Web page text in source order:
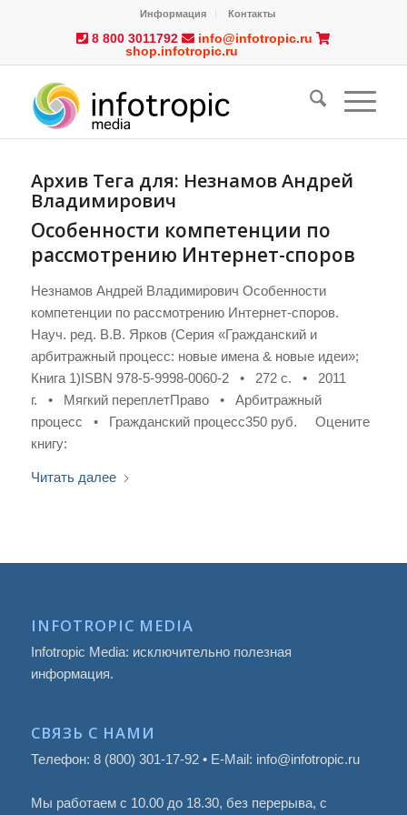
Информация Контакты
8 800 3011792
info@infotropic.ru
shop.infotropic.ru
Архив Тега для: Незнамов Андрей
Владимирович
Особенности компетенции по
рассмотрению Интернет-споров
Незнамов Андрей Владимирович Особенности
компетенции по рассмотрению Интернет-споров.
Науч. ред. В.В. Ярков (Серия «Гражданский и
арбитражный процесс: новые имена & новые идеи»;
Книга 1)ISBN 978-5-9998-0060-2 • 272 с. • 2011
г. • Мягкий переплетПраво • Арбитражный
процесс • Гражданский процесс350 руб. Оцените
книгу:
Читать далее
INFOTROPIC MEDIA
Infotropic Media: исключительно полезная
информация.
СВЯЗЬ С НАМИ
Телефон: 8 (800) 301-17-92 • E-Mail: info@infotropic.ru
Мы работаем с 10.00 до 18.30, без перерыва, с